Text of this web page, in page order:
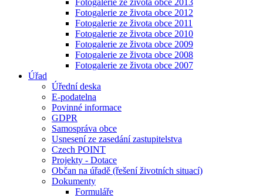
Fotogalerie ze života obce 2013
Fotogalerie ze života obce 2012
Fotogalerie ze života obce 2011
Fotogalerie ze života obce 2010
Fotogalerie ze života obce 2009
Fotogalerie ze života obce 2008
Fotogalerie ze života obce 2007
Úřad
Úřední deska
E-podatelna
Povinné informace
GDPR
Samospráva obce
Usnesení ze zasedání zastupitelstva
Czech POINT
Projekty - Dotace
Občan na úřadě (řešení životních situací)
Dokumenty
Formuláře